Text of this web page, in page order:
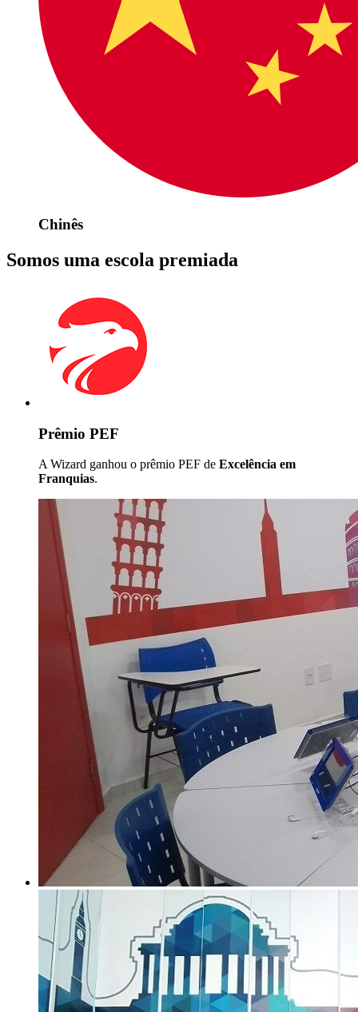
Chinês
Somos uma escola premiada
Prêmio PEF
A Wizard ganhou o prêmio PEF de Excelência em
Franquias.